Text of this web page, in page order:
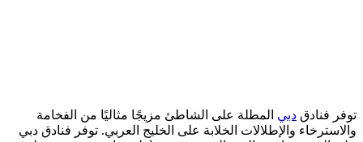
توفر فنادق دبي المطلة على الشاطئ مزيجًا مثاليًا من الفخامة
والاسترخاء والإطلالات الخلابة على الخليج العربي. توفر فنادق دبي